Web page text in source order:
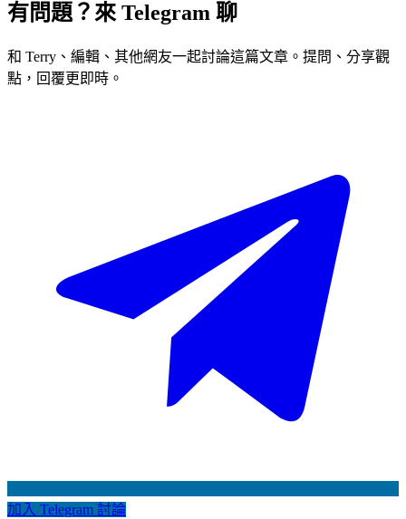
有問題？來 Telegram 聊
和 Terry、編輯、其他網友一起討論這篇文章。提問、分享觀
點，回覆更即時。
加入 Telegram 討論